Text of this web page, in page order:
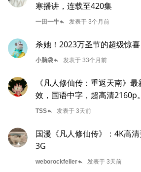
寒播讲，连载至420集
一田一牛reply 发表于 3个月前
杀她！2023万圣节的超级惊喜
小脑袋reply 发表于 33个月前
《凡人修仙传：重返天南》
效，国语中字，超高清2160p。
TSSreply 发表于 3天前
国漫《凡人修仙传》：4K高
3G
weborockfellerreply 发表于 3天前